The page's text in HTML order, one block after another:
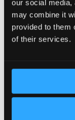
our social media,
may combine it
provided to them
of their services.